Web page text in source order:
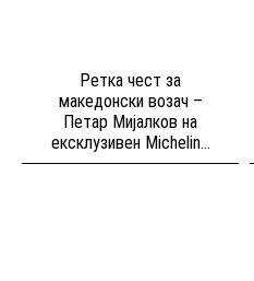
Ретка чест за
македонски возач –
Петар Мијалков на
ексклузивен Michelin...